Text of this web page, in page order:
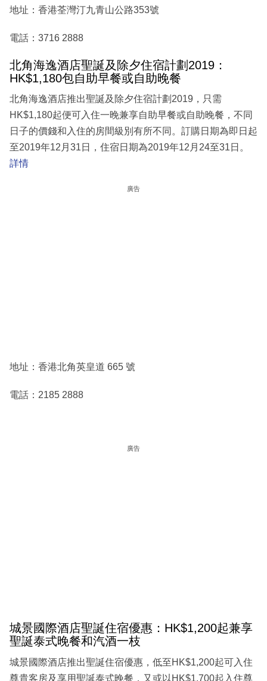
地址：香港荃灣汀九青山公路353號
電話：3716 2888
北角海逸酒店聖誕及除夕住宿計劃2019：
HK$1,180包自助早餐或自助晚餐
北角海逸酒店推出聖誕及除夕住宿計劃2019，只需
HK$1,180起便可入住一晚兼享自助早餐或自助晚餐，不同
日子的價錢和入住的房間級別有所不同。訂購日期為即日起
至2019年12月31日，住宿日期為2019年12月24至31日。
詳情
廣告
地址：香港北角英皇道 665 號
電話：2185 2888
廣告
城景國際酒店聖誕住宿優惠：HK$1,200起兼享
聖誕泰式晚餐和汽酒一枝
城景國際酒店推出聖誕住宿優惠，低至HK$1,200起可入住
尊貴客房及享用聖誕泰式晚餐，又或以HK$1,700起入住尊